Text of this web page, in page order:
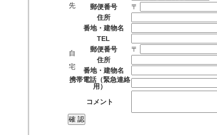
先
郵便番号
〒
住所
番地・建物名
TEL
自
宅
郵便番号
〒
住所
番地・建物名
携帯電話（緊急連絡
用）
コメント